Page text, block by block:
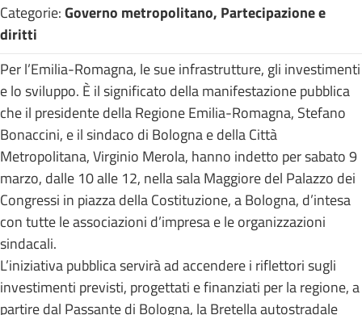
Categorie:Governo metropolitano, Partecipazione e
diritti
Per l’Emilia-Romagna, le sue infrastrutture, gli investimenti
e lo sviluppo. È il significato della manifestazione pubblica
che il presidente della Regione Emilia-Romagna, Stefano
Bonaccini, e il sindaco di Bologna e della Città
Metropolitana, Virginio Merola, hanno indetto per sabato 9
marzo, dalle 10 alle 12, nella sala Maggiore del Palazzo dei
Congressi in piazza della Costituzione, a Bologna, d’intesa
con tutte le associazioni d’impresa e le organizzazioni
sindacali.
L’iniziativa pubblica servirà ad accendere i riflettori sugli
investimenti previsti, progettati e finanziati per la regione, a
partire dal Passante di Bologna, la Bretella autostradale